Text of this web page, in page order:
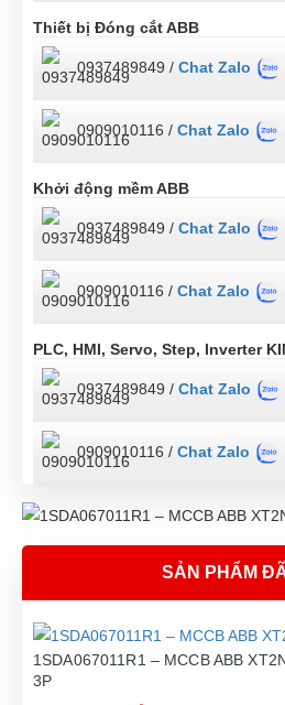
Thiết bị Đóng cắt ABB
0937489849 / Chat Zalo
0909010116 / Chat Zalo
Khởi động mềm ABB
0937489849 / Chat Zalo
0909010116 / Chat Zalo
PLC, HMI, Servo, Step, Inverter
0937489849 / Chat Zalo
0909010116 / Chat Zalo
SẢN PHẨM
1SDA067011R1 – MCCB ABB
3P